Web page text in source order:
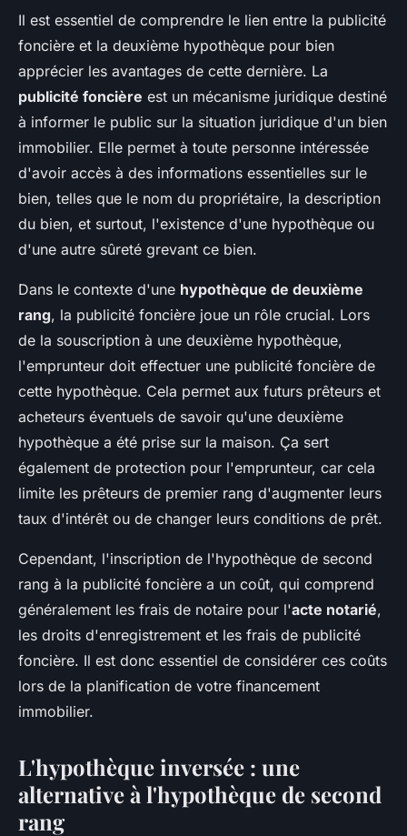
Il est essentiel de comprendre le lien entre la publicité
foncière et la deuxième hypothèque pour bien
apprécier les avantages de cette dernière. La
publicité foncière est un mécanisme juridique destiné
à informer le public sur la situation juridique d'un bien
immobilier. Elle permet à toute personne intéressée
d'avoir accès à des informations essentielles sur le
bien, telles que le nom du propriétaire, la description
du bien, et surtout, l'existence d'une hypothèque ou
d'une autre sûreté grevant ce bien.
Dans le contexte d'une hypothèque de deuxième
rang, la publicité foncière joue un rôle crucial. Lors
de la souscription à une deuxième hypothèque,
l'emprunteur doit effectuer une publicité foncière de
cette hypothèque. Cela permet aux futurs prêteurs et
acheteurs éventuels de savoir qu'une deuxième
hypothèque a été prise sur la maison. Ça sert
également de protection pour l'emprunteur, car cela
limite les prêteurs de premier rang d'augmenter leurs
taux d'intérêt ou de changer leurs conditions de prêt.
Cependant, l'inscription de l'hypothèque de second
rang à la publicité foncière a un coût, qui comprend
généralement les frais de notaire pour l'acte notarié,
les droits d'enregistrement et les frais de publicité
foncière. Il est donc essentiel de considérer ces coûts
lors de la planification de votre financement
immobilier.
L'hypothèque inversée : une
alternative à l'hypothèque de second
rang